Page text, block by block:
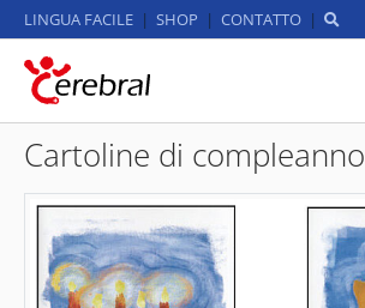
LINGUA FACILE SHOP CONTATTO
Cartoline di compleanno